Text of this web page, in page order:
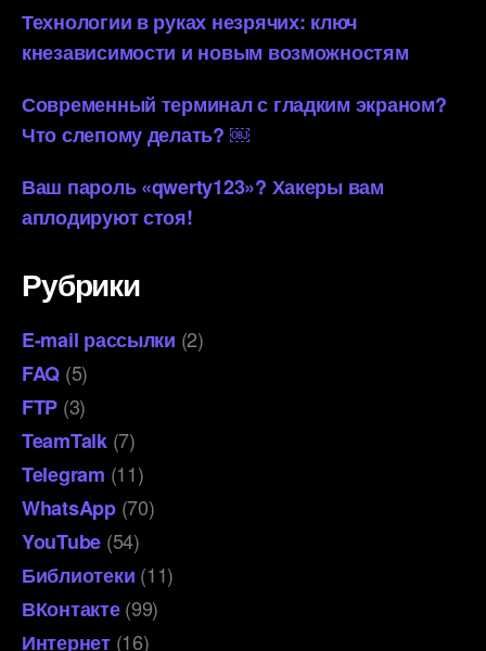
Технологии в руках незрячих: ключ
кнезависимости и новым возможностям
Современный терминал с гладким экраном?
Что слепому делать? ￼
Ваш пароль «qwerty123»? Хакеры вам
аплодируют стоя!
Рубрики
E-mail рассылки (2)
FAQ (5)
FTP (3)
TeamTalk(7)
Telegram (11)
WhatsApp(70)
YouTube (54)
Библиотеки (11)
ВКонтакте(99)
Интернет(16)